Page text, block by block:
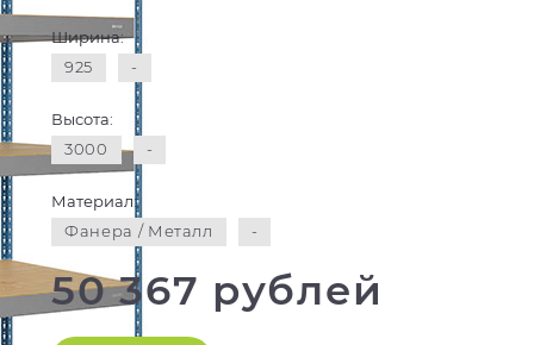
Ширина:
925
-
Высота:
3000
-
Материал:
Фанера / Металл
-
50 367 рублей